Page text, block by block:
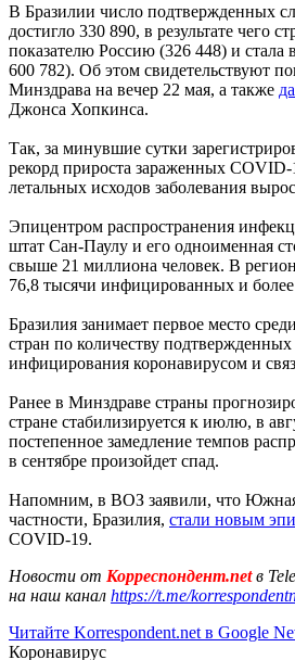
В Бразилии число подтвержденных
достигло 330 890, в результате чего
показателю Россию (326 448) и
600 782). Об этом свидетельствуют
Минздрава на вечер 22 мая, а также
Джонса Хопкинса.
Так, за минувшие сутки
рекорд прироста зараженных
летальных исходов заболевания
Эпицентром распространения
штат Сан-Паулу и его одноименная
свыше 21 миллиона человек. В
76,8 тысячи инфицированных и
Бразилия занимает первое место
стран по количеству подтвержденных
инфицирования коронавирусом и
Ранее в Минздраве страны
стране стабилизируется к июлю, в
постепенное замедление темпов
в сентябре произойдет спад.
Напомним, в ВОЗ заявили, что
частности, Бразилия, стали новым
COVID-19.
Новости от Корреспондент.netв
на наш канал https://t.me/
Читайте Korrespondent.net в Google
Коронавирус